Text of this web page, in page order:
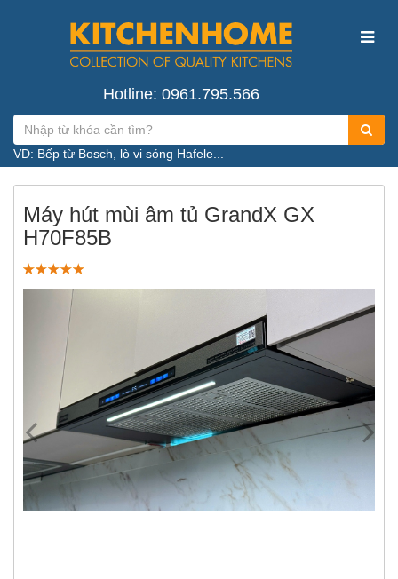
Hotline: 0961.795.566
VD: Bếp từ Bosch, lò vi sóng Hafele...
Máy hút mùi âm tủ GrandX GX
H70F85B